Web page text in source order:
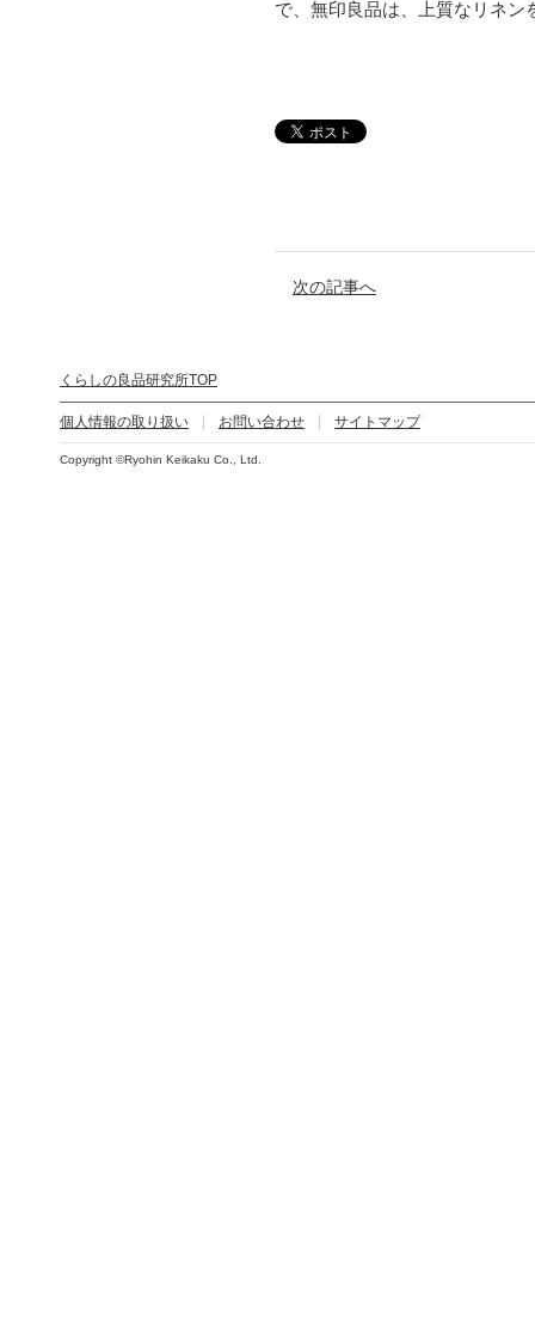
で、無印良品は、上質なリネ
次の記事へ
くらしの良品研究所TOP
個人情報の取り扱い お問い合わせ サイトマップ
Copyright ©Ryohin Keikaku Co., Ltd.